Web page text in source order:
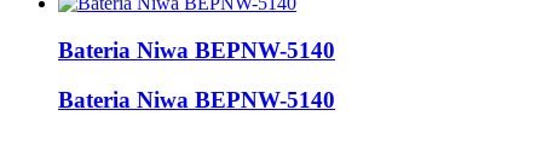
Bateria Niwa BEPNW-5140
Bateria Niwa BEPNW-5140